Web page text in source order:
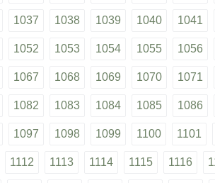
1037 1038 1039 1040 1041
1052 1053 1054 1055 1056
1067 1068 1069 1070 1071
1082 1083 1084 1085 1086
1097 1098 1099 1100 1101
1112 1113 1114 1115 1116